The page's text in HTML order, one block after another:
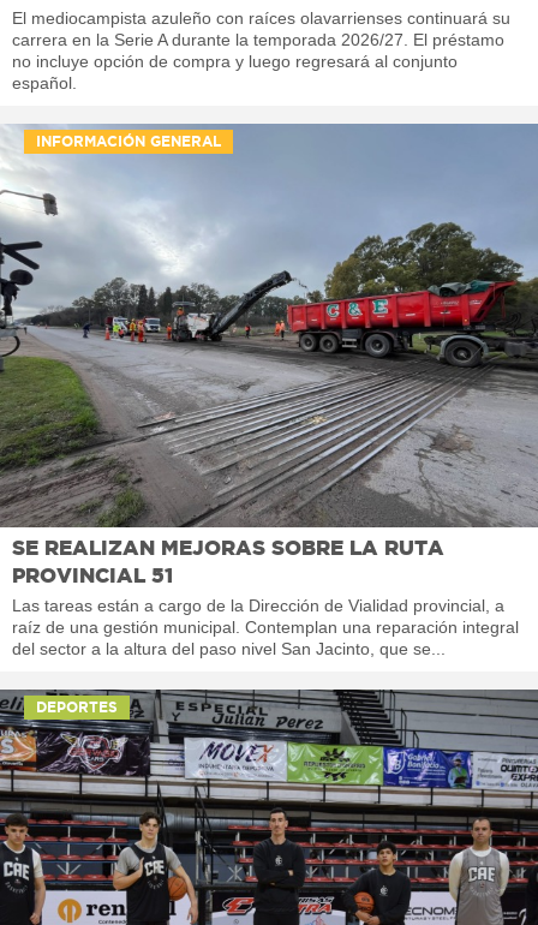
El mediocampista azuleño con raíces olavarrienses continuará su
carrera en la Serie A durante la temporada 2026/27. El préstamo
no incluye opción de compra y luego regresará al conjunto
español.
INFORMACIÓN GENERAL
SE REALIZAN MEJORAS SOBRE LA RUTA
PROVINCIAL 51
Las tareas están a cargo de la Dirección de Vialidad provincial, a
raíz de una gestión municipal. Contemplan una reparación integral
del sector a la altura del paso nivel San Jacinto, que se...
DEPORTES